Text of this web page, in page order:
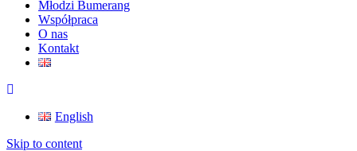
Młodzi Bumerang
Współpraca
O nas
Kontakt
English
Skip to content